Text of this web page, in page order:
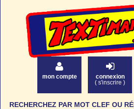
mon compte
connexion
( s'inscrire )
RECHERCHEZ PAR MOT CLEF OU